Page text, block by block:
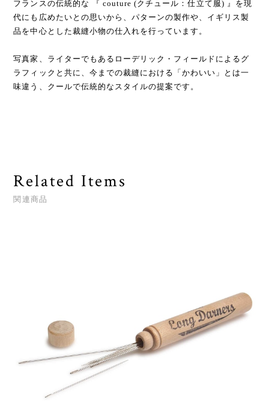
フランスの伝統的な 『 couture (クチュール：仕立て服) 』を現
代にも広めたいとの思いから、パターンの製作や、イギリス製
品を中心とした裁縫小物の仕入れを行っています。
写真家、ライターでもあるローデリック・フィールドによるグ
ラフィックと共に、今までの裁縫における「かわいい」とは一
味違う、クールで伝統的なスタイルの提案です。
Related Items
関連商品